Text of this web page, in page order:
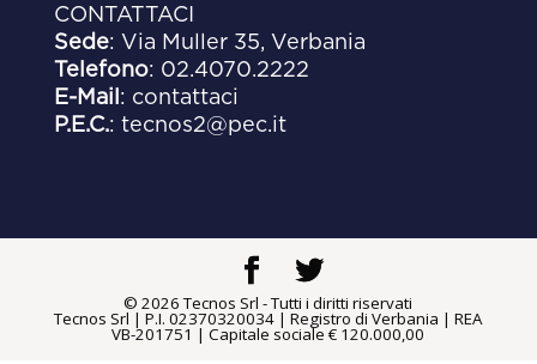
CONTATTACI
Sede: Via Muller 35, Verbania
Telefono: 02.4070.2222
E-Mail: contattaci
P.E.C.: tecnos2@pec.it
© 2026 Tecnos Srl - Tutti i diritti riservati
Tecnos Srl | P.I. 02370320034 | Registro di Verbania | REA
VB-201751 | Capitale sociale € 120.000,00